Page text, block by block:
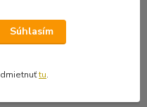
Súhlasím
tu.